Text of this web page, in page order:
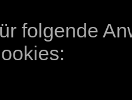
folgende